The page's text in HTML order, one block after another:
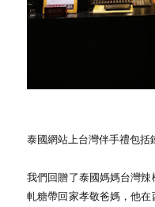
泰國網站上台灣伴手禮包括
我們回贈了泰國媽媽台灣
軋糖帶回家孝敬爸媽，他